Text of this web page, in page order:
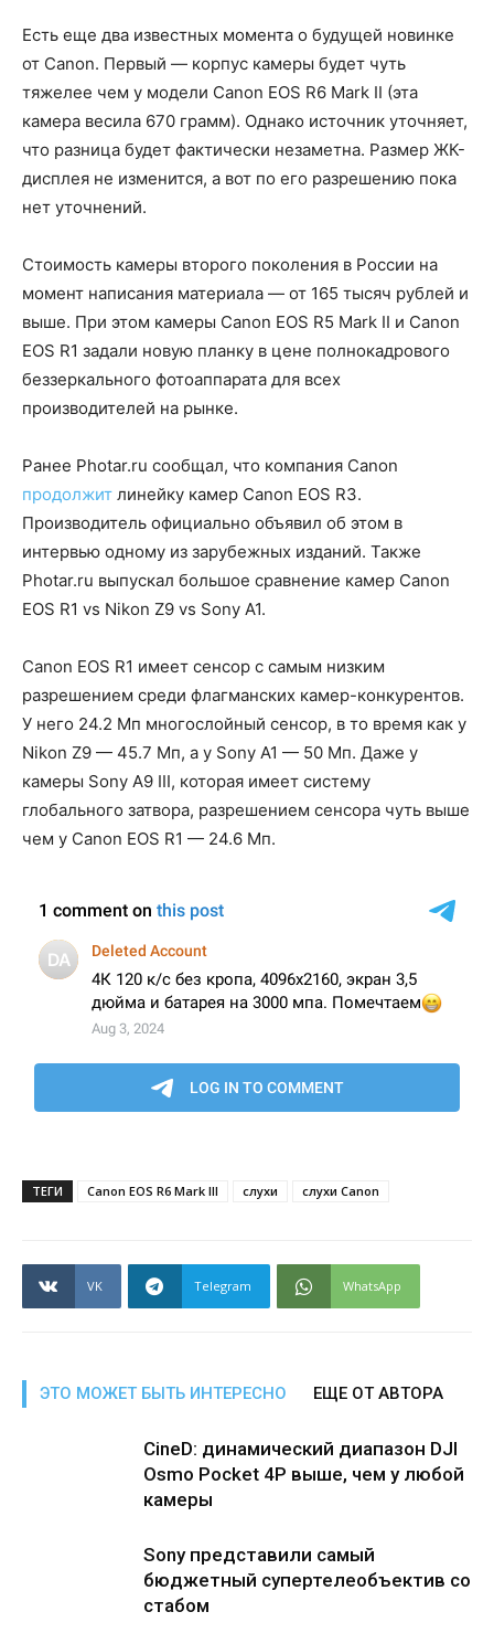
Есть еще два известных момента о будущей новинке
от Canon. Первый — корпус камеры будет чуть
тяжелее чем у модели Canon EOS R6 Mark II (эта
камера весила 670 грамм). Однако источник уточняет,
что разница будет фактически незаметна. Размер ЖК-
дисплея не изменится, а вот по его разрешению пока
нет уточнений.
Стоимость камеры второго поколения в России на
момент написания материала — от 165 тысяч рублей и
выше. При этом камеры Canon EOS R5 Mark II и Canon
EOS R1 задали новую планку в цене полнокадрового
беззеркального фотоаппарата для всех
производителей на рынке.
Ранее Photar.ru сообщал, что компания Canon
продолжит линейку камер Canon EOS R3.
Производитель официально объявил об этом в
интервью одному из зарубежных изданий. Также
Photar.ru выпускал большое сравнение камер Canon
EOS R1 vs Nikon Z9 vs Sony A1.
Canon EOS R1 имеет сенсор с самым низким
разрешением среди флагманских камер-конкурентов.
У него 24.2 Мп многослойный сенсор, в то время как у
Nikon Z9 — 45.7 Мп, а у Sony A1 — 50 Мп. Даже у
камеры Sony A9 III, которая имеет систему
глобального затвора, разрешением сенсора чуть выше
чем у Canon EOS R1 — 24.6 Мп.
ТЕГИ Canon EOS R6 Mark III слухи слухи Canon
VK Telegram WhatsApp
ЭТО МОЖЕТ БЫТЬ ИНТЕРЕСНО ЕЩЕ ОТ АВТОРА
CineD: динамический диапазон DJI
Osmo Pocket 4P выше, чем у любой
камеры
Sony представили самый
бюджетный супертелеобъектив со
стабом